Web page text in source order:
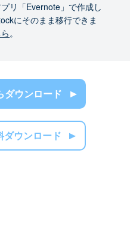
リ「Evernote」で作成し
にそのまま移行できま
。
ウンロード
ダウンロード